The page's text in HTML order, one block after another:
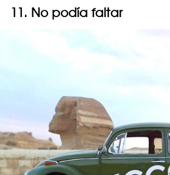
11. No podía faltar